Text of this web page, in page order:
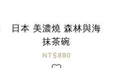
日本 美濃燒 森林與海
抹茶碗
NT$880